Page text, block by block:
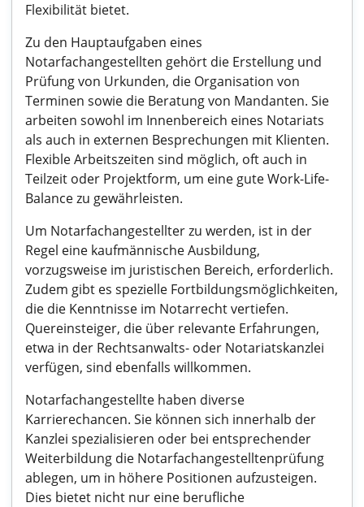
Flexibilität bietet.
Zu den Hauptaufgaben eines
Notarfachangestellten gehört die Erstellung und
Prüfung von Urkunden, die Organisation von
Terminen sowie die Beratung von Mandanten. Sie
arbeiten sowohl im Innenbereich eines Notariats
als auch in externen Besprechungen mit Klienten.
Flexible Arbeitszeiten sind möglich, oft auch in
Teilzeit oder Projektform, um eine gute Work-Life-
Balance zu gewährleisten.
Um Notarfachangestellter zu werden, ist in der
Regel eine kaufmännische Ausbildung,
vorzugsweise im juristischen Bereich, erforderlich.
Zudem gibt es spezielle Fortbildungsmöglichkeiten,
die die Kenntnisse im Notarrecht vertiefen.
Quereinsteiger, die über relevante Erfahrungen,
etwa in der Rechtsanwalts- oder Notariatskanzlei
verfügen, sind ebenfalls willkommen.
Notarfachangestellte haben diverse
Karrierechancen. Sie können sich innerhalb der
Kanzlei spezialisieren oder bei entsprechender
Weiterbildung die Notarfachangestelltenprüfung
ablegen, um in höhere Positionen aufzusteigen.
Dies bietet nicht nur eine berufliche